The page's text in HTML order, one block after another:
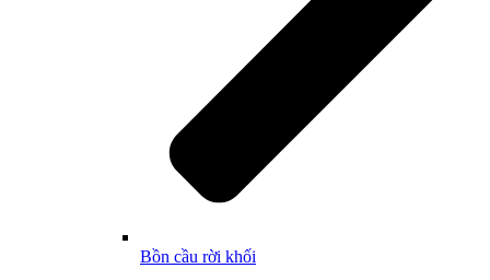
Bồn cầu rời khối